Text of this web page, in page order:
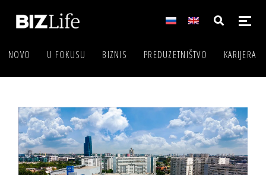
NOVO U FOKUSU BIZNIS PREDUZETNIŠTVO KARIJERA